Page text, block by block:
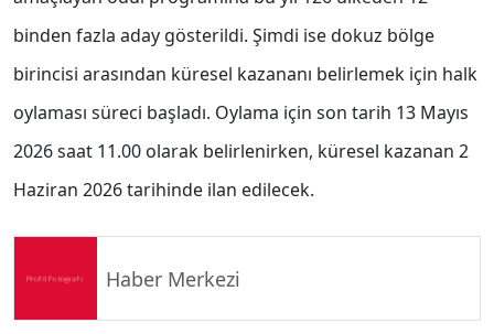
binden fazla aday gösterildi. Şimdi ise dokuz bölge
birincisi arasından küresel kazananı belirlemek için halk
oylaması süreci başladı. Oylama için son tarih 13 Mayıs
2026 saat 11.00 olarak belirlenirken, küresel kazanan 2
Haziran 2026 tarihinde ilan edilecek.
Haber Merkezi